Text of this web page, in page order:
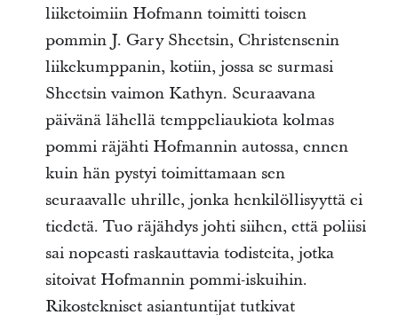
liiketoimiin Hofmann toimitti toisen
pommin J. Gary Sheetsin, Christensenin
liikekumppanin, kotiin, jossa se surmasi
Sheetsin vaimon Kathyn. Seuraavana
päivänä lähellä temppeliaukiota kolmas
pommi räjähti Hofmannin autossa, ennen
kuin hän pystyi toimittamaan sen
seuraavalle uhrille, jonka henkilöllisyyttä ei
tiedetä. Tuo räjähdys johti siihen, että poliisi
sai nopeasti raskauttavia todisteita, jotka
sitoivat Hofmannin pommi-iskuihin.
Rikostekniset asiantuntijat tutkivat